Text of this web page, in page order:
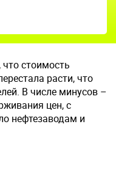
стоимость
расти, что
В числе минусов –
цен, с
нефтезаводам и